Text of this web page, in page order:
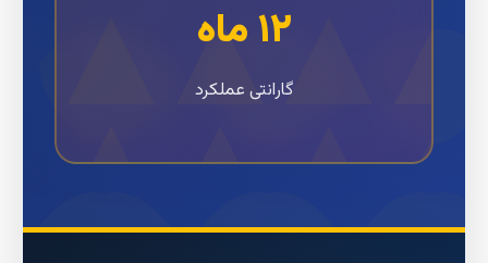
۱۲ ماه
گارانتی عملکرد